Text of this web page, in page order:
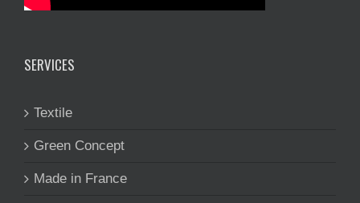
SERVICES
Textile
Green Concept
Made in France